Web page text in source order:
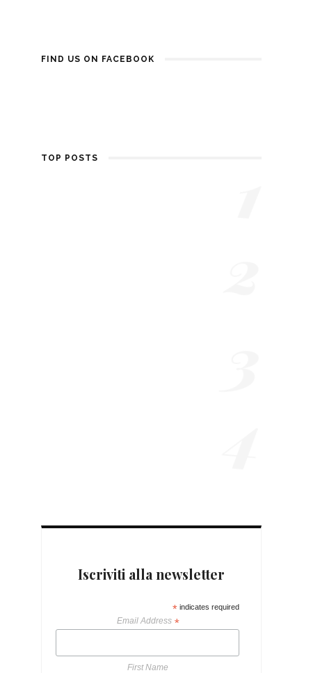
FIND US ON FACEBOOK
TOP POSTS
Iscriviti alla newsletter
* indicates required
Email Address *
First Name